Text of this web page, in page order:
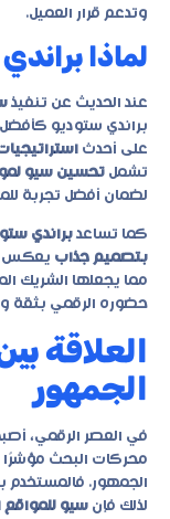
وتدعم قرار العميل.
لماذا
عند الحديث عن تنفيذ
براندي ستوديو كأفضل
على أحدث
تشمل تحسين سيو
لضمان أفضل تجربة
كما تساعدبراندي
بتصميم جذاب يعكس
مما يجعلها الشريك
حضوره الرقمي بثقة
العلاقة
الجمهور
في العصر الرقمي،
محركات البحث مؤشرًا
الجمهور. فالمستخدم
لذلك فإن سيو للمواقع